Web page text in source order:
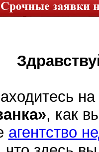
, как
агентство